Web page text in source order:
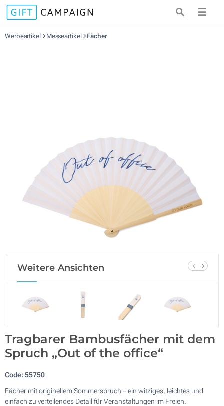
☰
Werbeartikel Messeartikel Fächer
Weitere Ansichten
Tragbarer Bambusfächer mit dem
Spruch „Out of the office“
Code:55750
Fächer mit originellem Sommerspruch – ein witziges, leichtes und
einfach zu verteilendes Detail für Veranstaltungen im Freien.